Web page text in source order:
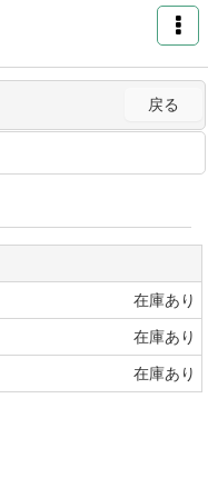
戻る
在庫あり
在庫あり
在庫あり